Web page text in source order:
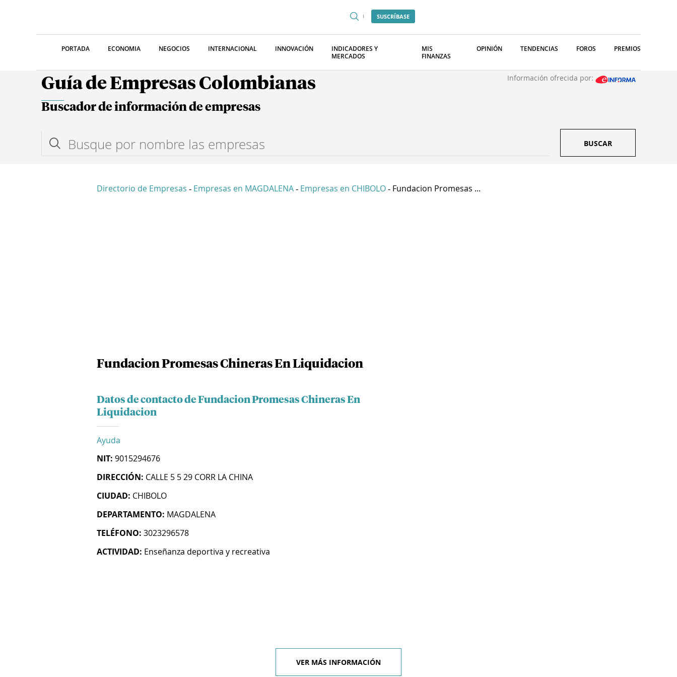
SUSCRÍBASE
PORTADA ECONOMIA NEGOCIOS INTERNACIONAL INNOVACIÓN
INDICADORES Y
MERCADOS
MIS
FINANZAS
OPINIÓN TENDENCIAS FOROS PREMIOS
Guía de Empresas Colombianas Información ofrecida por:
Buscador de información de empresas
BUSCAR
Directorio de Empresas - Empresas en MAGDALENA - Empresas en CHIBOLO - Fundacion Promesas ...
Fundacion Promesas Chineras En Liquidacion
Datos de contacto de Fundacion Promesas Chineras En
Liquidacion
Ayuda
NIT: 9015294676
DIRECCIÓN: CALLE 5 5 29 CORR LA CHINA
CIUDAD: CHIBOLO
DEPARTAMENTO: MAGDALENA
TELÉFONO: 3023296578
ACTIVIDAD: Enseñanza deportiva y recreativa
VER MÁS INFORMACIÓN